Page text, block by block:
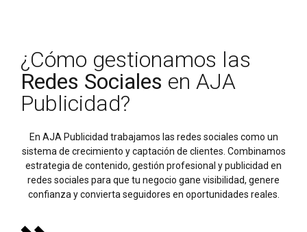
¿Cómo gestionamos las
Redes Sociales en AJA
Publicidad?
En AJA Publicidad trabajamos las redes sociales como un
sistema de crecimiento y captación de clientes. Combinamos
estrategia de contenido, gestión profesional y publicidad en
redes sociales para que tu negocio gane visibilidad, genere
confianza y convierta seguidores en oportunidades reales.